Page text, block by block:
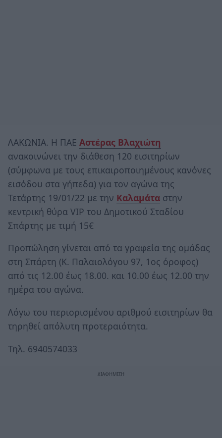
ΛΑΚΩΝΙΑ. Η ΠΑΕ Αστέρας Βλαχιώτη
ανακοινώνει την διάθεση 120 εισιτηρίων
(σύμφωνα με τους επικαιροποιημένους κανόνες
εισόδου στα γήπεδα) για τον αγώνα της
Τετάρτης 19/01/22 με την Καλαμάτα στην
κεντρική θύρα VIP του Δημοτικού Σταδίου
Σπάρτης με τιμή 15€
Προπώληση γίνεται από τα γραφεία της ομάδας
στη Σπάρτη (Κ. Παλαιολόγου 97, 1ος όροφος)
από τις 12.00 έως 18.00. και 10.00 έως 12.00 την
ημέρα του αγώνα.
Λόγω του περιορισμένου αριθμού εισιτηρίων θα
τηρηθεί απόλυτη προτεραιότητα.
Τηλ. 6940574033